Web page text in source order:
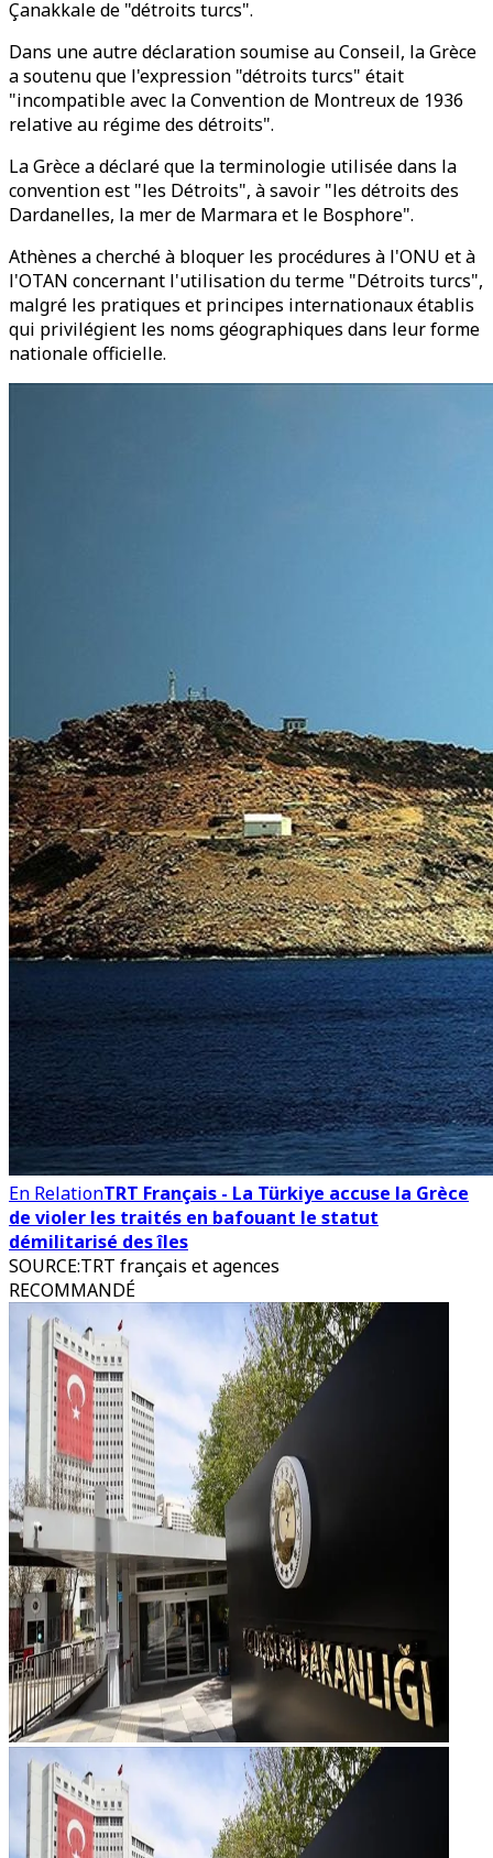
Çanakkale de "détroits turcs".
Dans une autre déclaration soumise au Conseil, la Grèce
a soutenu que l'expression "détroits turcs" était
"incompatible avec la Convention de Montreux de 1936
relative au régime des détroits".
La Grèce a déclaré que la terminologie utilisée dans la
convention est "les Détroits", à savoir "les détroits des
Dardanelles, la mer de Marmara et le Bosphore".
Athènes a cherché à bloquer les procédures à l'ONU et à
l'OTAN concernant l'utilisation du terme "Détroits turcs",
malgré les pratiques et principes internationaux établis
qui privilégient les noms géographiques dans leur forme
nationale officielle.
En RelationTRT Français - La Türkiye accuse la Grèce
de violer les traités en bafouant le statut
démilitarisé des îles
SOURCE:TRT français et agences
RECOMMANDÉ